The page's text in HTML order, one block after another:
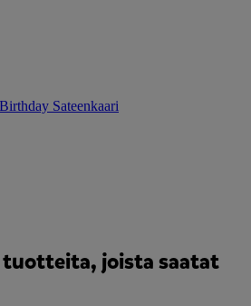
Sateenkaari
tuotteita, joista saatat